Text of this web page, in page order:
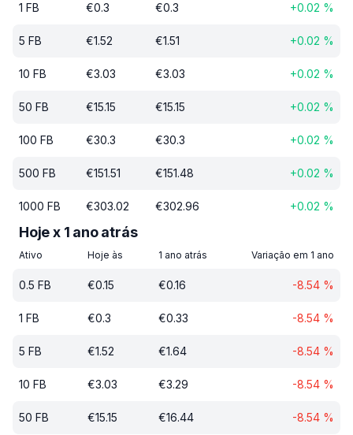
1 FB €0.3 €0.3 +0.02 %
5 FB €1.52 €1.51 +0.02 %
10 FB €3.03 €3.03 +0.02 %
50 FB €15.15 €15.15 +0.02 %
100 FB €30.3 €30.3 +0.02 %
500 FB €151.51 €151.48 +0.02 %
1000 FB €303.02 €302.96 +0.02 %
Hoje x 1 ano atrás
Ativo Hoje às 1 ano atrás Variação em 1 ano
0.5 FB €0.15 €0.16 -8.54 %
1 FB €0.3 €0.33 -8.54 %
5 FB €1.52 €1.64 -8.54 %
10 FB €3.03 €3.29 -8.54 %
50 FB €15.15 €16.44 -8.54 %